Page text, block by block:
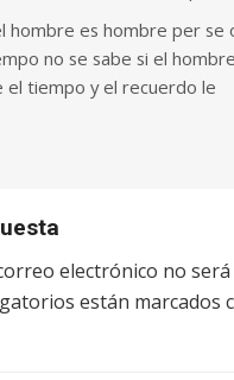
hombre es hombre per se
no se sabe si el
el tiempo y el recuerdo le
electrónico no será
están marcados